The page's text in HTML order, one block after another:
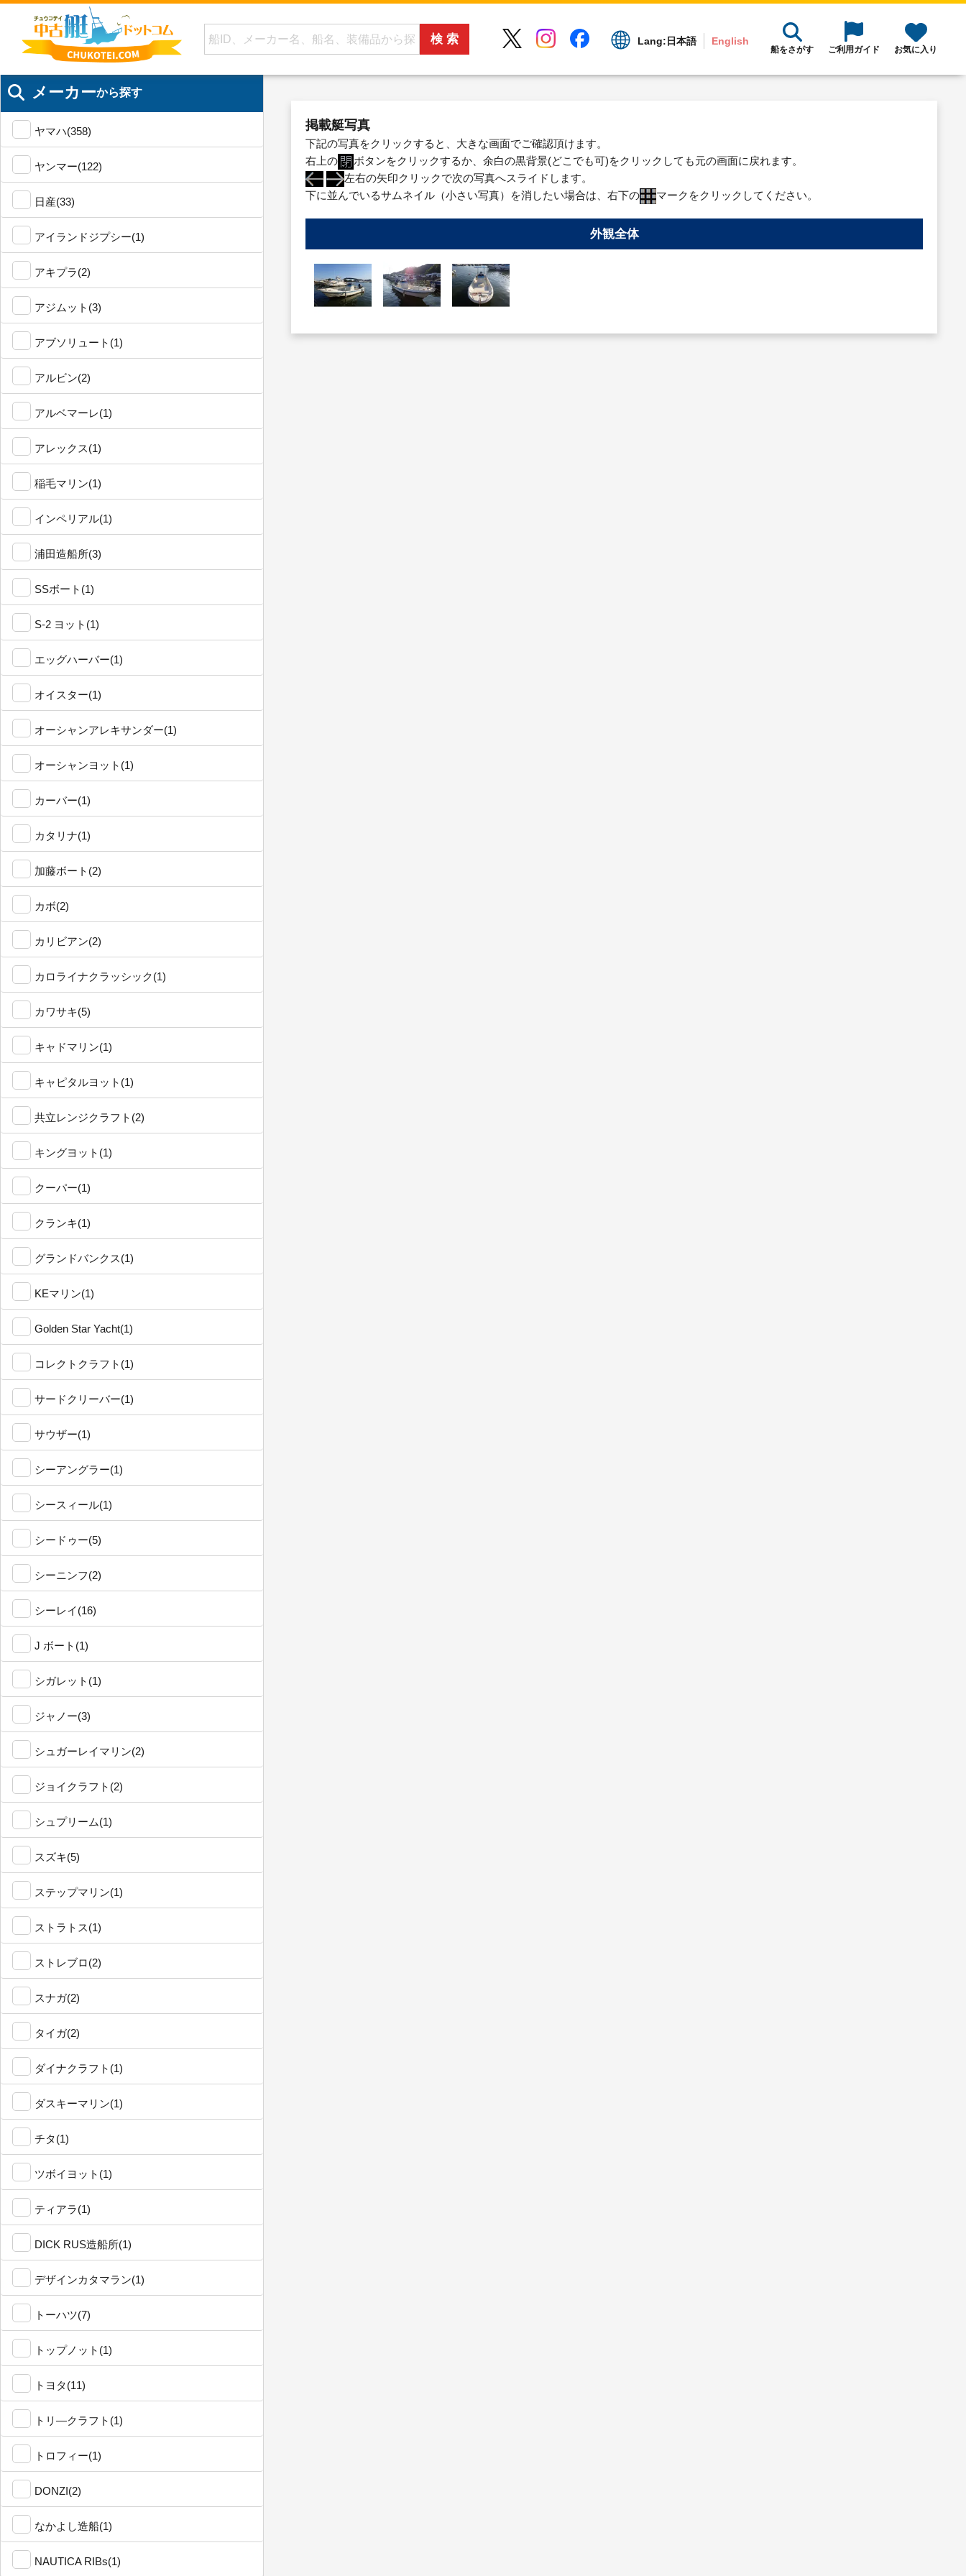
Lang: 日本語 English
船をさがす ご利用ガイド お気に入り
メーカーから探す
ヤマハ(358)
ヤンマー(122)
日産(33)
アイランドジプシー(1)
アキプラ(2)
アジムット(3)
アブソリュート(1)
アルビン(2)
アルベマーレ(1)
アレックス(1)
稲毛マリン(1)
インペリアル(1)
浦田造船所(3)
SSボート(1)
S-2 ヨット(1)
エッグハーバー(1)
オイスター(1)
オーシャンアレキサンダー(1)
オーシャンヨット(1)
カーバー(1)
カタリナ(1)
加藤ボート(2)
カボ(2)
カリビアン(2)
カロライナクラッシック(1)
カワサキ(5)
キャドマリン(1)
キャピタルヨット(1)
共立レンジクラフト(2)
キングヨット(1)
クーパー(1)
クランキ(1)
グランドバンクス(1)
KEマリン(1)
Golden Star Yacht(1)
コレクトクラフト(1)
サードクリーバー(1)
サウザー(1)
シーアングラー(1)
シースィール(1)
シードゥー(5)
シーニンフ(2)
シーレイ(16)
J ボート(1)
シガレット(1)
ジャノー(3)
シュガーレイマリン(2)
ジョイクラフト(2)
シュプリーム(1)
スズキ(5)
ステップマリン(1)
ストラトス(1)
ストレブロ(2)
スナガ(2)
タイガ(2)
ダイナクラフト(1)
ダスキーマリン(1)
チタ(1)
ツボイヨット(1)
ティアラ(1)
DICK RUS造船所(1)
デザインカタマラン(1)
トーハツ(7)
トップノット(1)
トヨタ(11)
トリ―クラフト(1)
トロフィー(1)
DONZI(2)
なかよし造船(1)
NAUTICA RIBs(1)
掲載艇写真
下記の写真をクリックすると、大きな画面でご確認頂けます。
右上の
ボタンをクリックするか、余白の黒背景(どこでも可)をクリックしても元の画面に戻れます。
左右の矢印クリックで次の写真へスライドします。
下に並んでいるサムネイル（小さい写真）を消したい場合は、右下の
マークをクリックしてください。
外観全体